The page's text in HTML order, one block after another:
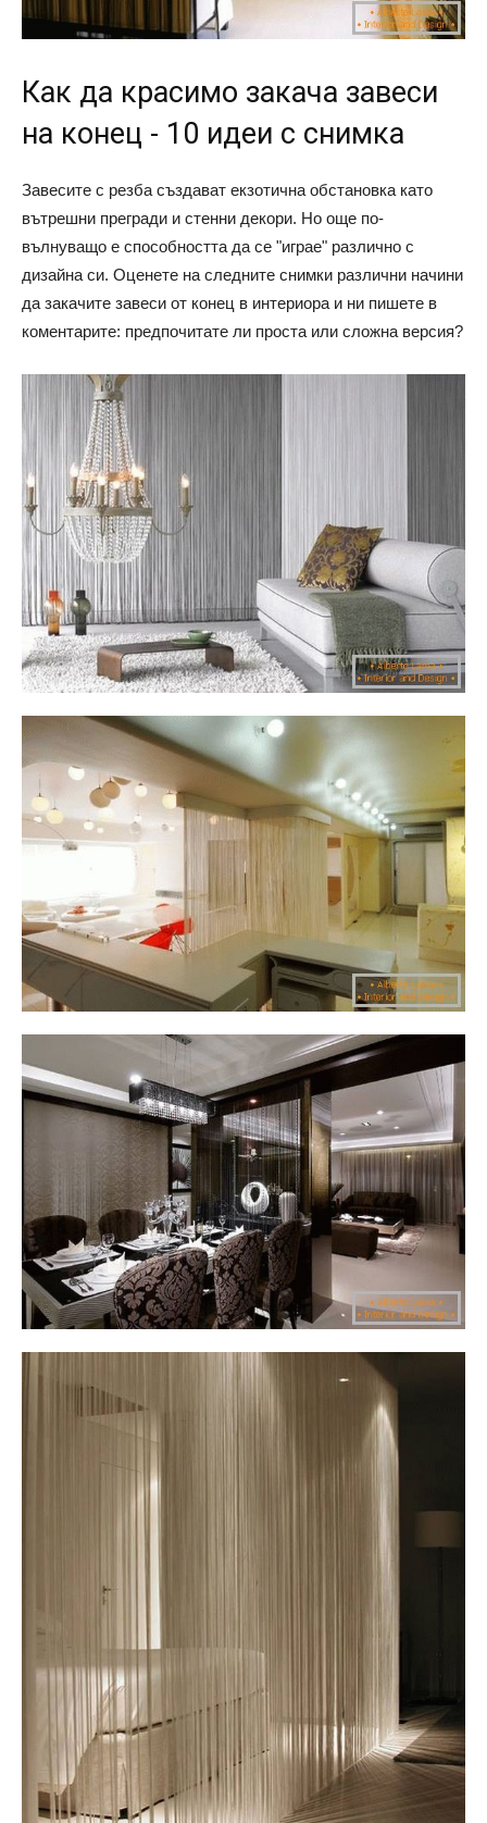
Как да красимо закача завеси
на конец - 10 идеи с снимка
Завесите с резба създават екзотична обстановка като
вътрешни прегради и стенни декори. Но още по-
вълнуващо е способността да се "играе" различно с
дизайна си. Оценете на следните снимки различни начини
да закачите завеси от конец в интериора и ни пишете в
коментарите: предпочитате ли проста или сложна версия?